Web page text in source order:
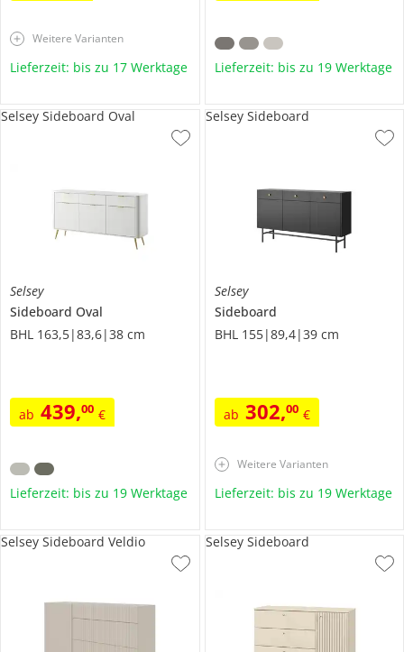
Weitere Varianten
Lieferzeit: bis zu 17 Werktage Lieferzeit: bis zu 19 Werktage
Selsey
Sideboard Oval
BHL 163,5|83,6|38 cm
ab 439,00 €
Selsey Sideboard Oval
Lieferzeit: bis zu 19 Werktage
Selsey
Sideboard
BHL 155|89,4|39 cm
ab 302,00 €
Selsey Sideboard
Weitere Varianten
Lieferzeit: bis zu 19 Werktage
Selsey Sideboard Veldio Selsey Sideboard